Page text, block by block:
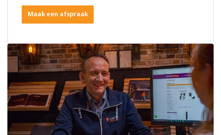
Maak een afspraak